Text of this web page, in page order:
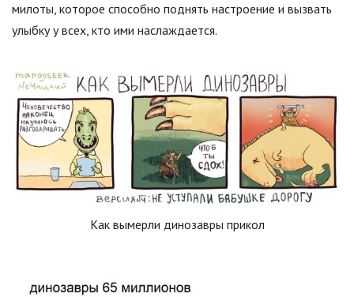
милоты, которое способно поднять настроение и вызвать
улыбку у всех, кто ими наслаждается.
Как вымерли динозавры прикол